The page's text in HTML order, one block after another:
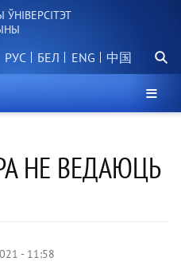
РУС БЕЛ 中国
НЕ ВЕДАЮЦЬ
- 11:58